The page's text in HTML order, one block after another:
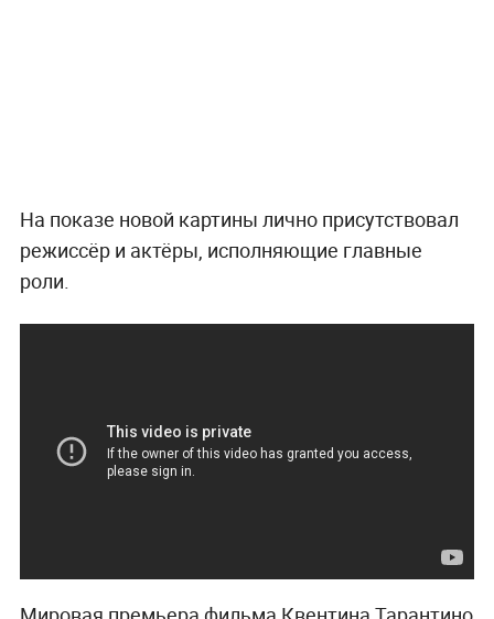
На показе новой картины лично присутствовал
режиссёр и актёры, исполняющие главные
роли.